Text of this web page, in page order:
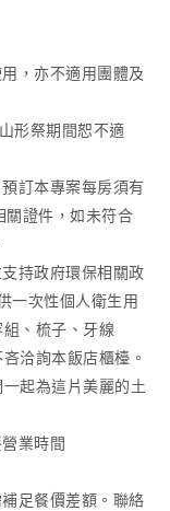
，亦不適用團體及
形祭期間恕不適
訂本專案每房須有
關證件，如未符合
持政府環保相關政
一次性個人衛生用
、梳子、牙線
洽詢本飯店櫃檯。
起為這片美麗的土
業時間
足餐價差額。聯絡